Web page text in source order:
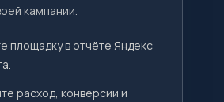
кампании.
площадку в отчёте Яндекс
расход, конверсии и